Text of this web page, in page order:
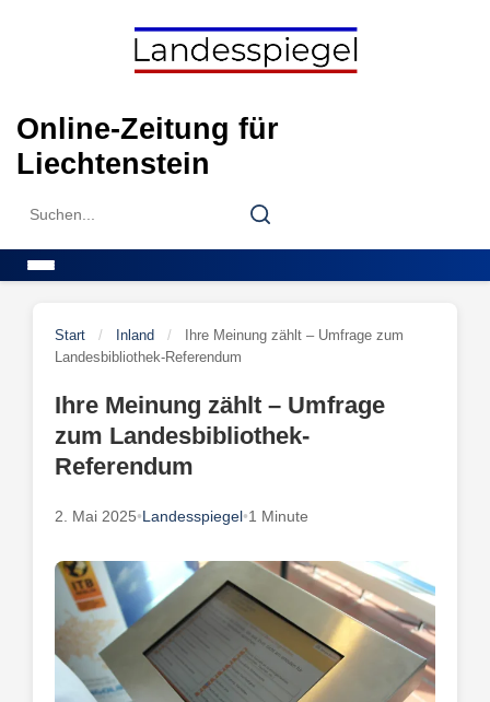
Online-Zeitung für
Liechtenstein
Search
Search
Start / Inland /
Ihre Meinung zählt – Umfrage zum
Landesbibliothek-Referendum
Ihre Meinung zählt – Umfrage
zum Landesbibliothek-
Referendum
2. Mai 2025•Landesspiegel•1 Minute